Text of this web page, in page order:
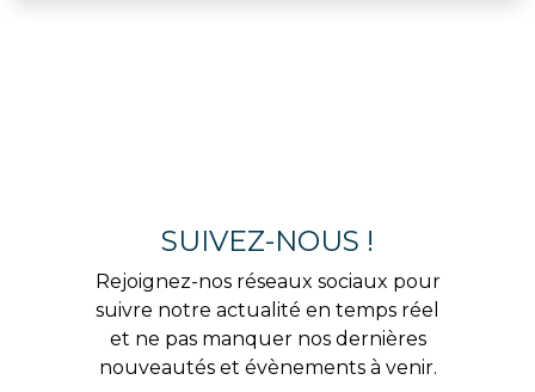
SUIVEZ-NOUS !
Rejoignez-nos réseaux sociaux pour
suivre notre actualité en temps réel
et ne pas manquer nos dernières
nouveautés et évènements à venir.